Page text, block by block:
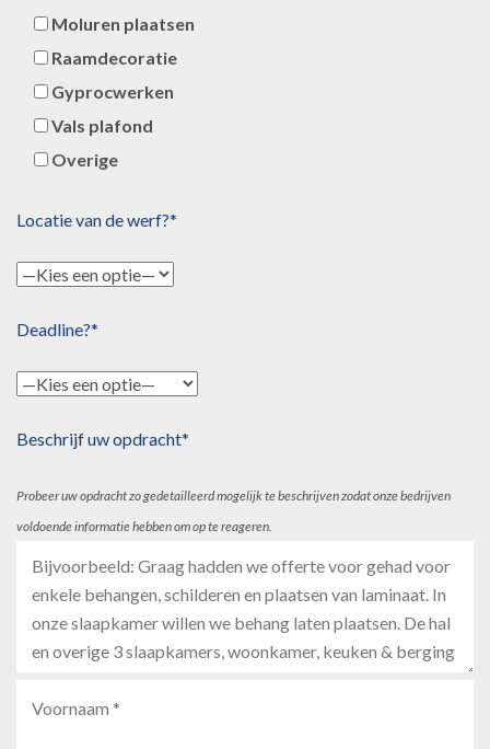
Moluren plaatsen
Raamdecoratie
Gyprocwerken
Vals plafond
Overige
Locatie van de werf?*
Deadline?*
Beschrijf uw opdracht*
Probeer uw opdracht zo gedetailleerd mogelijk te beschrijven zodat onze bedrijven
voldoende informatie hebben om op te reageren.